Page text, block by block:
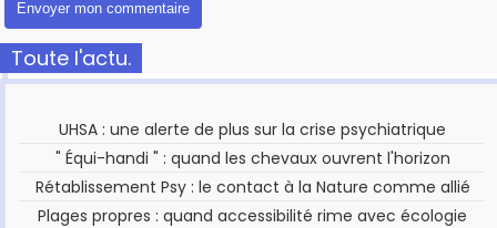
Toute l'actu.
UHSA : une alerte de plus sur la crise psychiatrique
" Équi-handi " : quand les chevaux ouvrent l'horizon
Rétablissement Psy : le contact à la Nature comme allié
Plages propres : quand accessibilité rime avec écologie